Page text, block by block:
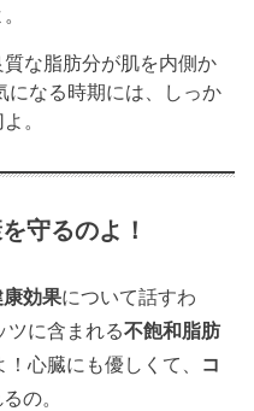
な脂肪分が肌を内側か
になる時期には、しっか
。
守るのよ！
康効果について話すわ
ツに含まれる不飽和脂肪
心臓にも優しくて、 コ
の。